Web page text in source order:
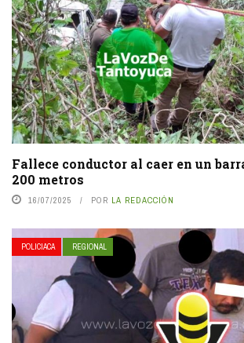
Fallece conductor al caer en un
200 metros
16/07/2025 POR LA REDACCIÓN
POLICIACA REGIONAL